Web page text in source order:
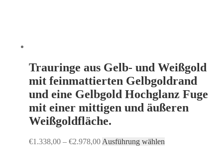
Trauringe aus Gelb- und Weißgold
mit feinmattierten Gelbgoldrand
und eine Gelbgold Hochglanz Fuge
mit einer mittigen und äußeren
Weißgoldfläche.
€1.338,00 – €2.978,00Ausführung wählen